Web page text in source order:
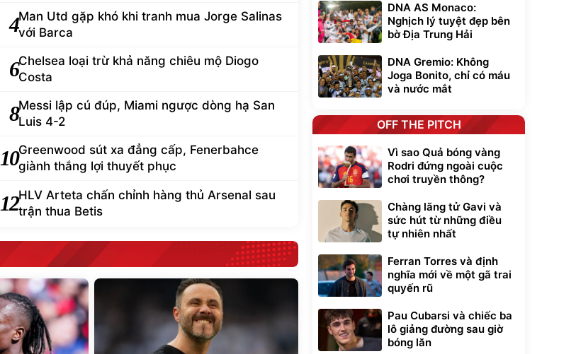
4Man Utd gặp khó khi tranh mua Jorge Salinas
với Barca
6Chelsea loại trừ khả năng chiêu mộ Diogo
Costa
8Messi lập cú đúp, Miami ngược dòng hạ San
Luis 4-2
10Greenwood sút xa đẳng cấp, Fenerbahce
giành thắng lợi thuyết phục
12HLV Arteta chấn chỉnh hàng thủ Arsenal sau
trận thua Betis
DNA AS Monaco:
Nghịch lý tuyệt đẹp bên
bờ Địa Trung Hải
DNA Gremio: Không
Joga Bonito, chỉ có máu
và nước mắt
OFF THE PITCH
Vì sao Quả bóng vàng
Rodri đứng ngoài cuộc
chơi truyền thông?
Chàng lãng tử Gavi và
sức hút từ những điều
tự nhiên nhất
Ferran Torres và định
nghĩa mới về một gã trai
quyến rũ
Pau Cubarsi và chiếc ba
lô giảng đường sau giờ
bóng lăn